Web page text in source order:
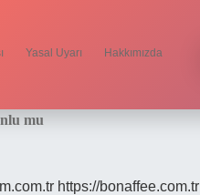
Yasal Uyarı Hakkımızda
mu
https://bonaffee.com.tr